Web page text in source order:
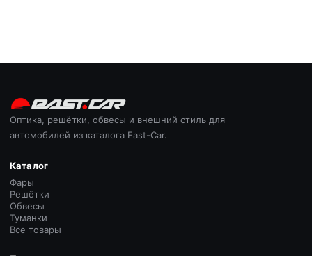
Оптика, решётки, обвесы и внешний стиль для
автомобилей из каталога East-Car.
Каталог
Фары
Решётки
Обвесы
Туманки
Все товары